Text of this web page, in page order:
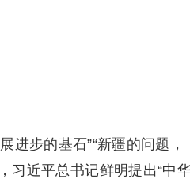
进步的基石”“新疆的问题，
习近平总书记鲜明提出“中